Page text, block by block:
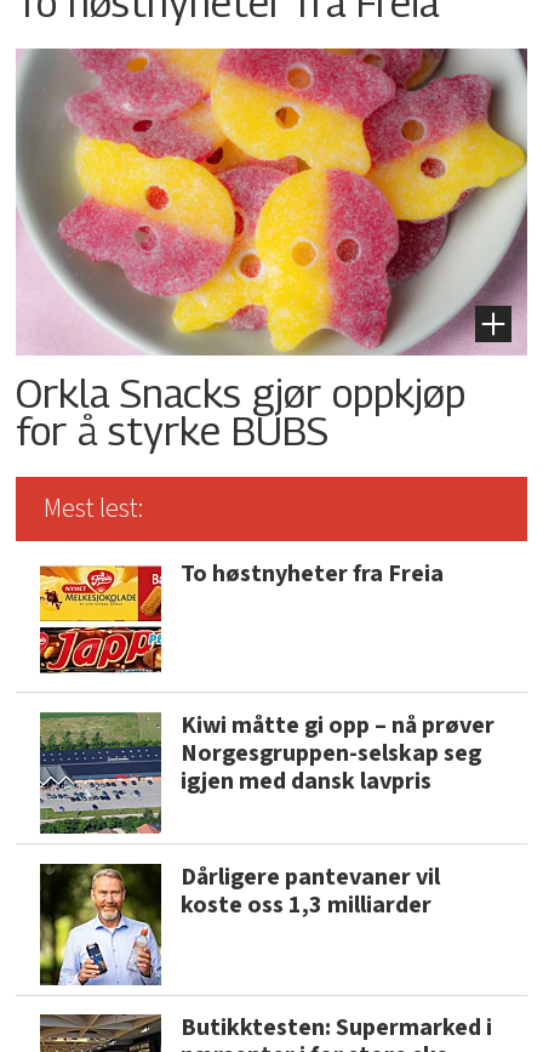
Orkla Snacks gjør oppkjøp
for å styrke BUBS
Mest lest:
To høstnyheter fra Freia
Kiwi måtte gi opp – nå prøver
Norgesgruppen-selskap seg
igjen med dansk lavpris
Dårligere pantevaner vil
koste oss 1,3 milliarder
Butikktesten: Supermarked i